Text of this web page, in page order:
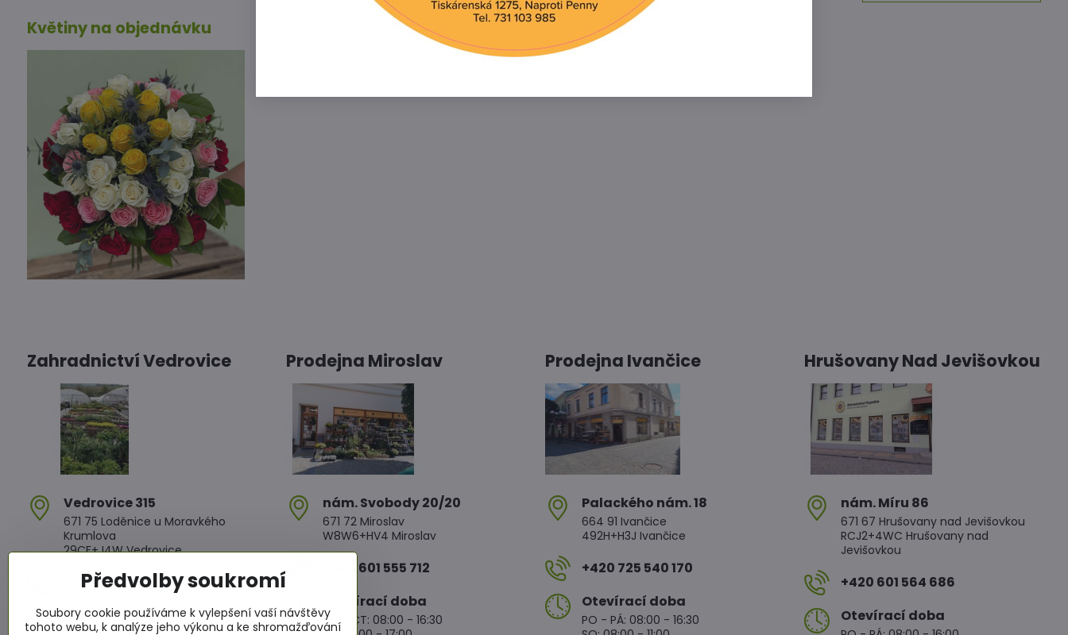
Květiny na objednávku
Zahradnictví Vedrovice
Vedrovice 315
671 75 Loděnice u Moravkého
Krumlova
29CF+J4W Vedrovice
+420 607 042 662
Otevírací doba
Prodejna Miroslav
nám​. Svobody 20/20
671 72 Miroslav
W8W6+HV4 Miroslav
+420 601 555 712
Otevírací doba
PO - ČT: 08:00 - 16:30
Prodejna Ivančice
Palackého nám​. 18
664 91 Ivančice
492H+H3J Ivančice
+420 725 540 170
Otevírací doba
PO - PÁ: 08:00 - 16:30
Hrušovany Nad Jevišovkou
nám​. Míru 86
671 67 Hrušovany nad Jevišovkou
RCJ2+4WC Hrušovany nad
Jevišovkou
+420 601 564 686
Otevírací doba
Předvolby soukromí
Soubory cookie používáme k vylepšení vaší návštěvy
tohoto webu, k analýze jeho výkonu a ke shromažďování